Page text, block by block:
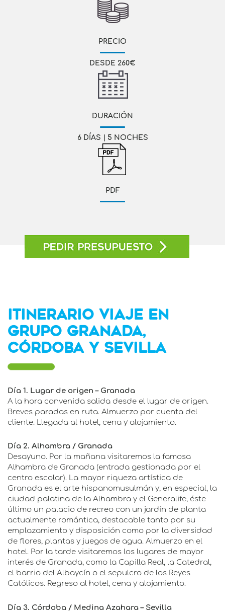
PRECIO
DESDE 260€
DURACIÓN
6 DÍAS | 5 NOCHES
PDF
ITINERARIO VIAJE EN
GRUPO GRANADA,
CÓRDOBA Y SEVILLA
Día 1. Lugar de origen – Granada
A la hora convenida salida desde el lugar de origen.
Breves paradas en ruta. Almuerzo por cuenta del
cliente. Llegada al hotel, cena y alojamiento.
Día 2. Alhambra / Granada
Desayuno. Por la mañana visitaremos la famosa
Alhambra de Granada (entrada gestionada por el
centro escolar). La mayor riqueza artística de
Granada es el arte hispanomusulmán y, en especial, la
ciudad palatina de la Alhambra y el Generalife, éste
último un palacio de recreo con un jardín de planta
actualmente romántica, destacable tanto por su
emplazamiento y disposición como por la diversidad
de flores, plantas y juegos de agua. Almuerzo en el
hotel. Por la tarde visitaremos los lugares de mayor
interés de Granada, como la Capilla Real, la Catedral,
el barrio del Albaycín o el sepulcro de los Reyes
Católicos. Regreso al hotel, cena y alojamiento.
Día 3. Córdoba / Medina Azahara – Sevilla